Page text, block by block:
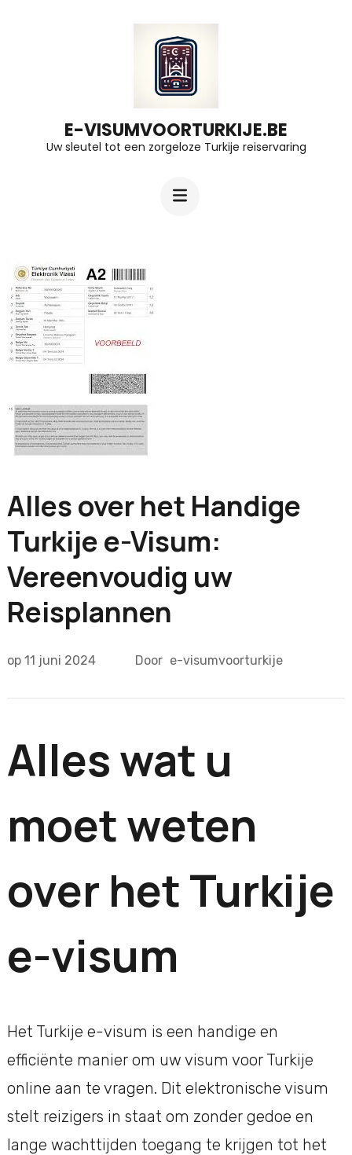
E-VISUMVOORTURKIJE.BE
Uw sleutel tot een zorgeloze Turkije reiservaring
Alles over het Handige
Turkije e-Visum:
Vereenvoudig uw
Reisplannen
op 11 juni 2024 Door e-visumvoorturkije
Alles wat u
moet weten
over het Turkije
e-visum
Het Turkije e-visum is een handige en
efficiënte manier om uw visum voor Turkije
online aan te vragen. Dit elektronische visum
stelt reizigers in staat om zonder gedoe en
lange wachttijden toegang te krijgen tot het